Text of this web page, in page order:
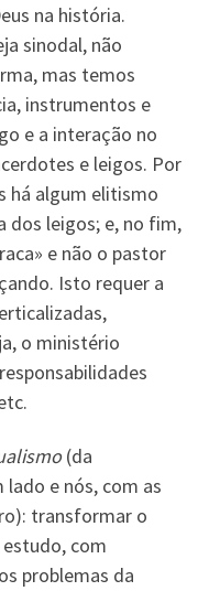
na história.
sinodal, não
mas temos
instrumentos e
e a interação no
e leigos. Por
há algum elitismo
dos leigos; e, no fim,
e não o pastor
Isto requer a
o ministério
(da
lado e nós, com as
transformar o
com
problemas da